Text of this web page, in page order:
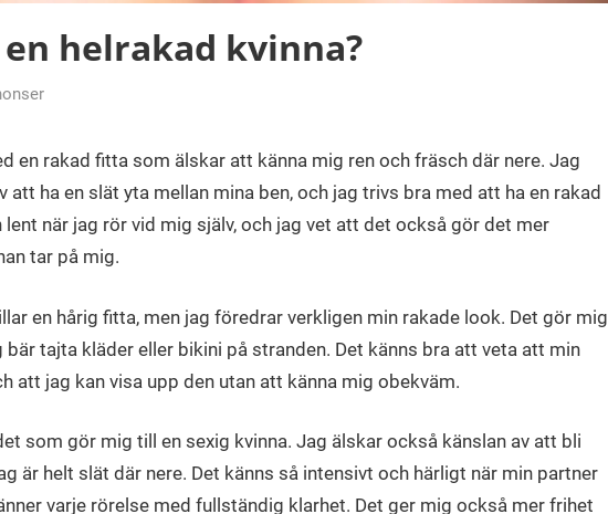
helrakad kvinna?
en rakad fitta som älskar att känna mig ren och fräsch där nere. Jag
att ha en slät yta mellan mina ben, och jag trivs bra med att ha en rakad
när jag rör vid mig själv, och jag vet att det också gör det mer
tar på mig.
en hårig fitta, men jag föredrar verkligen min rakade look. Det gör mig
tajta kläder eller bikini på stranden. Det känns bra att veta att min
att jag kan visa upp den utan att känna mig obekväm.
som gör mig till en sexig kvinna. Jag älskar också känslan av att bli
är helt slät där nere. Det känns så intensivt och härligt när min partner
varje rörelse med fullständig klarhet. Det ger mig också mer frihet